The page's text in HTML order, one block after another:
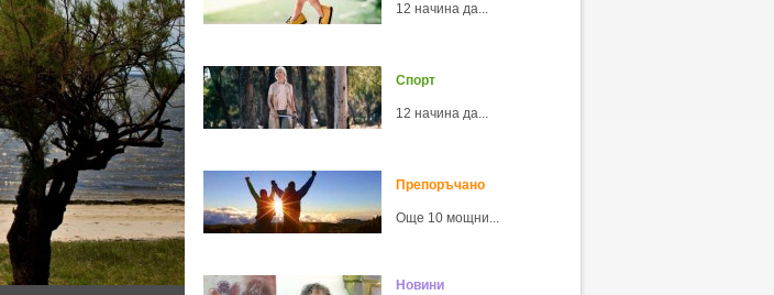
12 начина да...
Спорт
12 начина да...
Препоръчано
Още 10 мощни...
Новини